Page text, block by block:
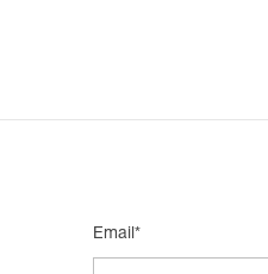
Email*